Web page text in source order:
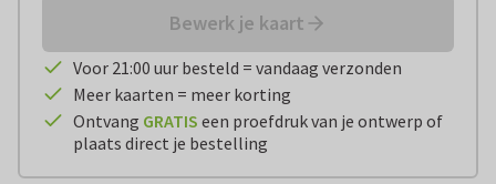
Bewerk je kaart
Voor 21:00 uur besteld = vandaag verzonden
Meer kaarten = meer korting
Ontvang GRATIS een proefdruk van je ontwerp of
plaats direct je bestelling